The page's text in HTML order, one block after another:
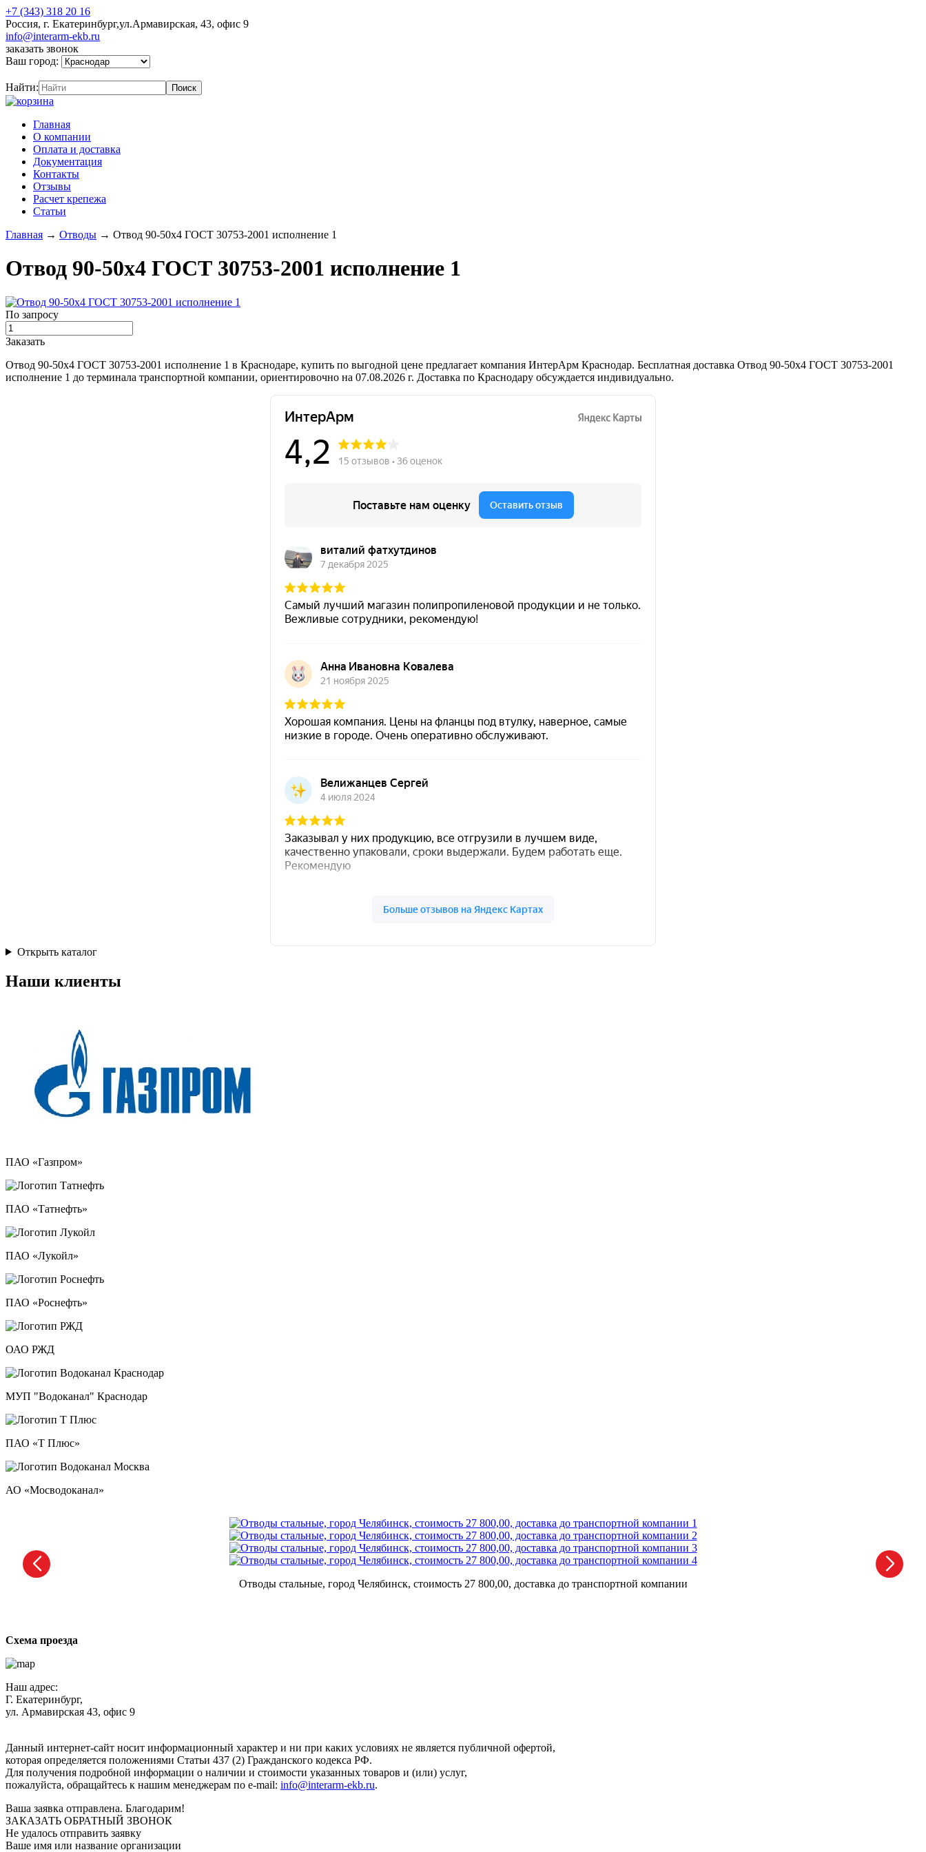
+7 (343) 318 20 16
Россия, г. Екатеринбург,ул.Армавирская, 43, офис 9
info@interarm-ekb.ru
заказать звонок
Ваш город:
Найти:
Главная
О компании
Оплата и доставка
Документация
Контакты
Отзывы
Расчет крепежа
Статьи
Главная → Отводы → Отвод 90-50х4 ГОСТ 30753-2001 исполнение 1
Отвод 90-50х4 ГОСТ 30753-2001 исполнение 1
По запросу
Заказать
Отвод 90-50х4 ГОСТ 30753-2001 исполнение 1 в Краснодаре, купить по выгодной цене предлагает компания ИнтерАрм Краснодар. Бесплатная доставка Отвод 90-50х4 ГОСТ 30753-2001
исполнение 1 до терминала транспортной компании, ориентировочно на 07.08.2026 г. Доставка по Краснодару обсуждается индивидуально.
Открыть каталог
Наши клиенты
ПАО «Газпром»
ПАО «Татнефть»
ПАО «Лукойл»
ПАО «Роснефть»
ОАО РЖД
МУП "Водоканал" Краснодар
ПАО «Т Плюс»
АО «Мосводоканал»
Отводы стальные, город Челябинск, стоимость 27 800,00, доставка до транспортной компании
Схема проезда
Наш адрес:
Г. Екатеринбург,
ул. Армавирская 43, офис 9
Данный интернет-сайт носит информационный характер и ни при каких условиях не является публичной офертой,
которая определяется положениями Статьи 437 (2) Гражданского кодекса РФ.
Для получения подробной информации о наличии и стоимости указанных товаров и (или) услуг,
пожалуйста, обращайтесь к нашим менеджерам по e-mail: info@interarm-ekb.ru.
Ваша заявка отправлена. Благодарим!
ЗАКАЗАТЬ ОБРАТНЫЙ ЗВОНОК
Не удалось отправить заявку
Ваше имя или название организации